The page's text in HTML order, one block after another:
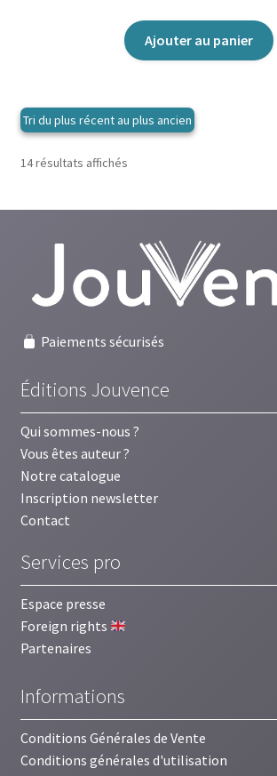
Ajouter au panier
14 résultats affichésTrié
plus
ancien
Paiements sécurisés
Éditions Jouvence
Qui sommes-nous ?
Vous êtes auteur ?
Notre catalogue
Inscription newsletter
Contact
Services pro
Espace presse
Foreign rights
Partenaires
Informations
Conditions Générales de Vente
Conditions générales d'utilisation